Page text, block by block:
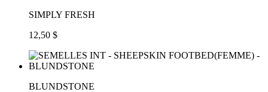
SIMPLY FRESH
12,50 $
BLUNDSTONE